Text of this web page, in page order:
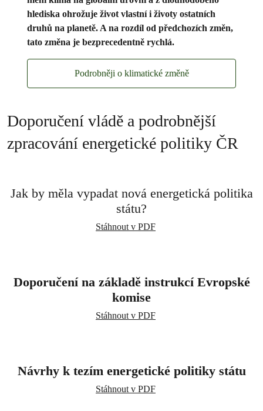
hlediska ohrožuje život vlastní i životy ostatních
druhů na planetě. A na rozdíl od předchozích změn,
tato změna je bezprecedentně rychlá.
Podrobněji o klimatické změně
Doporučení vládě a podrobnější
zpracování energetické politiky ČR
Jak by měla vypadat nová energetická politika
státu?
Stáhnout v PDF
Doporučení na základě instrukcí Evropské
komise
Stáhnout v PDF
Návrhy k tezím energetické politiky státu
Stáhnout v PDF